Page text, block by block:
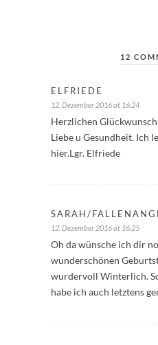
12
ELFRIEDE
12. Dezember 2016 at 16:24
Herzlichen
Liebe u Gesundheit. Ich
hier.Lgr. Elfriede
SARAH/
12. Dezember 2016 at 16:25
Oh da wünsche ich dir
wunderschönen
wurdervoll Winterlich.
habe ich auch letztens